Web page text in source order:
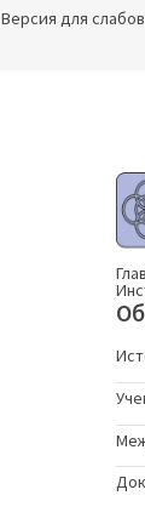
Версия для